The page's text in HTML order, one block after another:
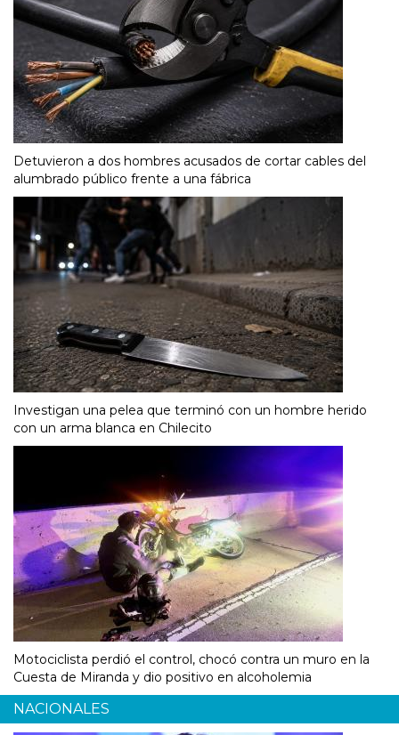
Detuvieron a dos hombres acusados de cortar cables del
alumbrado público frente a una fábrica
Investigan una pelea que terminó con un hombre herido
con un arma blanca en Chilecito
Motociclista perdió el control, chocó contra un muro en la
Cuesta de Miranda y dio positivo en alcoholemia
NACIONALES